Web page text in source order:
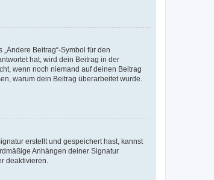
Beitrag“-Symbol für den
hat, wird dein Beitrag in der
wenn noch niemand auf deinen Beitrag
warum dein Beitrag überarbeitet wurde.
erstellt und gespeichert hast, kannst
Anhängen deiner Signatur
deaktivieren.